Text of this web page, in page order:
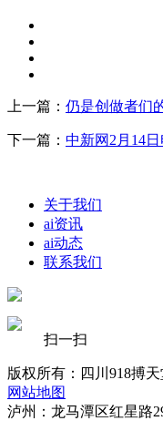
上一篇： 仍是创做者们
下一篇： 中新网2月14
关于我们
ai资讯
ai动态
联系我们
扫一扫
版权所有：四川918搏
网站地图
泸州：龙马潭区红星路